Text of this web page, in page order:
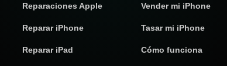
Reparaciones Apple
Reparar iPhone
Reparar iPad
Vender mi iPhone
Tasar mi iPhone
Cómo funciona